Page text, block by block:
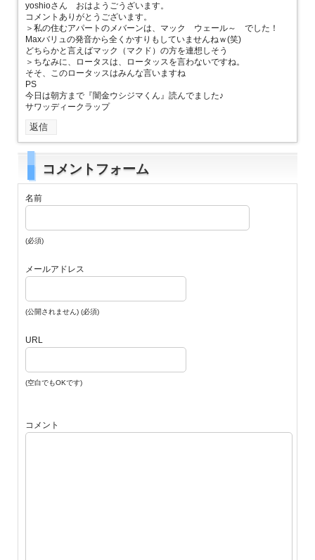
yoshioさん おはようごうざいます。
コメントありがとうございます。
＞私の住むアパートのメバーンは、マック ウェール～ でした！
Maxバリュの発音から全くかすりもしていませんねｗ(笑)
どちらかと言えばマック（マクド）の方を連想しそう
＞ちなみに、ロータスは、ロータッスを言わないですね。
そそ、このロータッスはみんな言いますね
PS
今日は朝方まで『闇金ウシジマくん』読んでました♪
サワッディークラップ
返信
コメントフォーム
名前
(必須)
メールアドレス
(公開されません) (必須)
URL
(空白でもOKです)
コメント